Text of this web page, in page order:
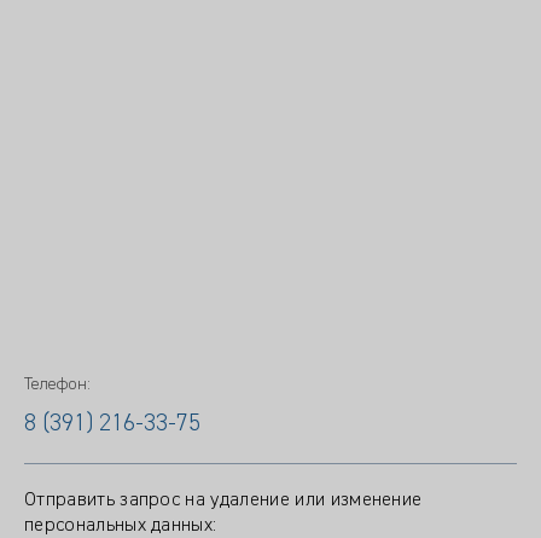
Телефон:
8 (391) 216-33-75
Отправить запрос на удаление или изменение
персональных данных: